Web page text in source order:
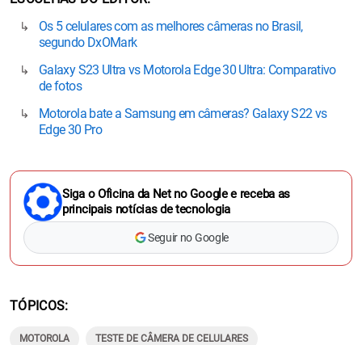
Os 5 celulares com as melhores câmeras no Brasil,
segundo DxOMark
Galaxy S23 Ultra vs Motorola Edge 30 Ultra: Comparativo
de fotos
Motorola bate a Samsung em câmeras? Galaxy S22 vs
Edge 30 Pro
Siga o Oficina da Net no Google e receba as
principais notícias de tecnologia
Seguir no Google
TÓPICOS
MOTOROLA TESTE DE CÂMERA DE CELULARES